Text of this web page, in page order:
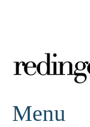
redingote.
Menu